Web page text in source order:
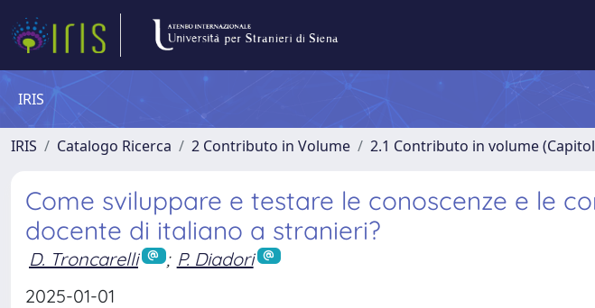
IRIS
IRIS Catalogo Ricerca 2 Contributo in Volume 2.1 Contributo in volume
Come sviluppare e testare le conoscenze e le
docente di italiano a stranieri?
D. Troncarelli ; P. Diadori
2025-01-01